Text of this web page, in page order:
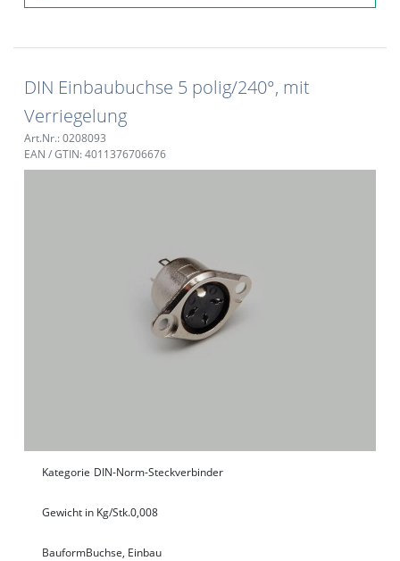
DIN Einbaubuchse 5 polig/240°, mit
Verriegelung
Art.Nr.: 0208093
EAN / GTIN: 4011376706676
Kategorie DIN-Norm-Steckverbinder
Gewicht in Kg/Stk.0,008
BauformBuchse, Einbau